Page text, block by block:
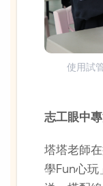
使用試
志工眼中
塔塔老師
學Fun心玩